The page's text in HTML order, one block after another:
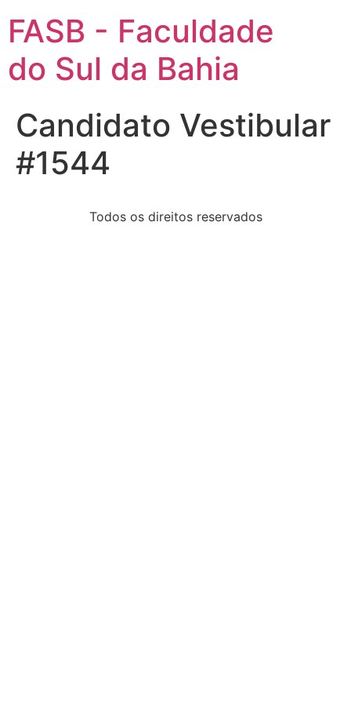
FASB - Faculdade
do Sul da Bahia
Candidato Vestibular
#1544
Todos os direitos reservados